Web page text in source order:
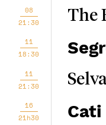
08
21:30
The
11
18:30
11
21:30
16
21h30